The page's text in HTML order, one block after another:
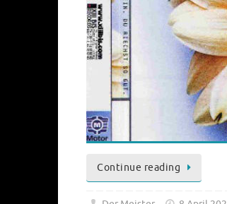
Continue reading